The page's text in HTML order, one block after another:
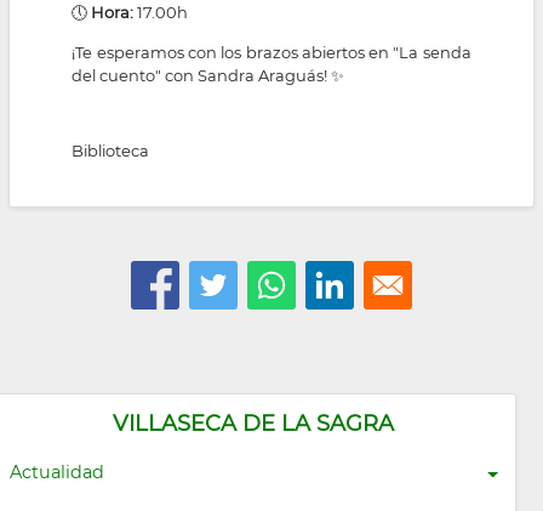
VILLASECA DE LA SAGRA
Actualidad
🕔 Hora:17.00h
¡Te esperamos con los brazos abiertos en "La senda
del cuento" con Sandra Araguás! ✨
Biblioteca